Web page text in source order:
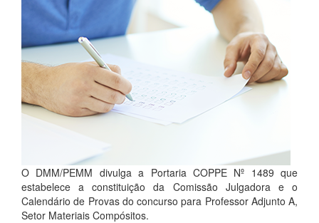
O DMM/PEMM divulga a Portaria COPPE Nº 1489 que
estabelece a constituição da Comissão Julgadora e o
Calendário de Provas do concurso para Professor Adjunto A,
Setor Materiais Compósitos.